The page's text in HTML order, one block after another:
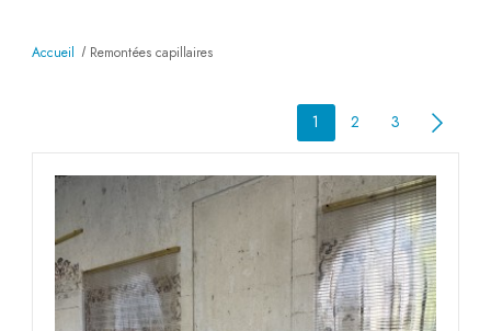
Accueil Remontées capillaires
1 2 3